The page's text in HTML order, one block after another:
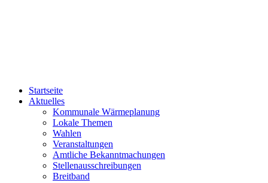
Startseite
Aktuelles
Kommunale Wärmeplanung
Lokale Themen
Wahlen
Veranstaltungen
Amtliche Bekanntmachungen
Stellenausschreibungen
Breitband